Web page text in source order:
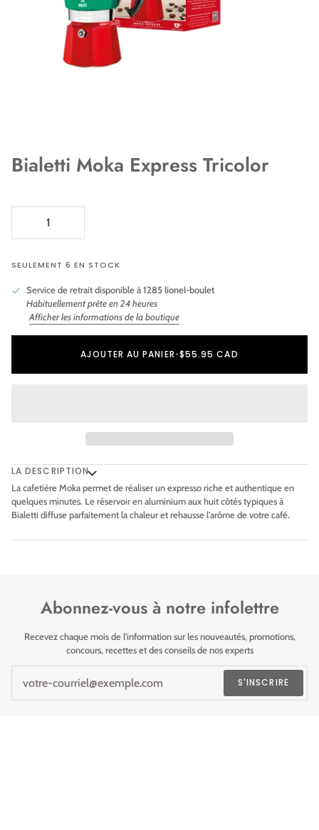
Bialetti Moka Express Tricolor
SEULEMENT 6 EN STOCK
Service de retrait disponible à1285 lionel-boulet
Habituellement prête en 24 heures
Afficher les informations de la boutique
AJOUTER AU PANIER•$55.95 CAD
LA DESCRIPTION
La cafetière Moka permet de réaliser un expresso riche et authentique en
quelques minutes. Le réservoir en aluminium aux huit côtés typiques à
Bialetti diffuse parfaitement la chaleur et rehausse l'arôme de votre café.
Abonnez-vous à notre infolettre
Recevez chaque mois de l'information sur les nouveautés, promotions,
concours, recettes et des conseils de nos experts
S'INSCRIRE